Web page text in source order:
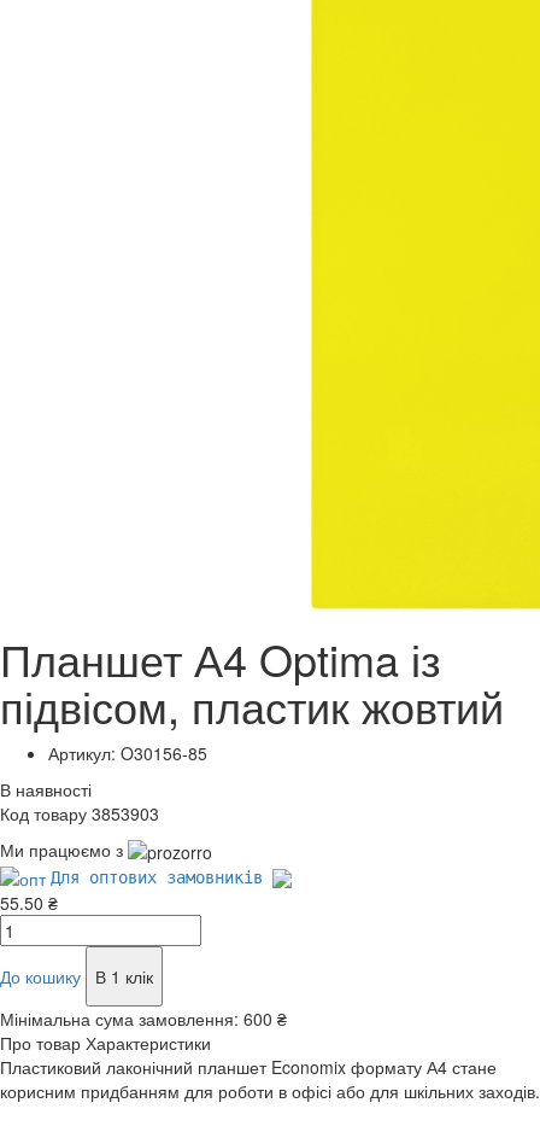
Планшет А4 Optima із
підвісом, пластик жовтий
Артикул: O30156-85
В наявності
Код товару 3853903
Ми працюємо з
Для оптових замовників
55.50 ₴
До кошику
В 1 клік
Мінімальна сума замовлення: 600 ₴
Про товар Характеристики
Пластиковий лаконічний планшет Economix формату А4 стане
корисним придбанням для роботи в офісі або для шкільних заходів.